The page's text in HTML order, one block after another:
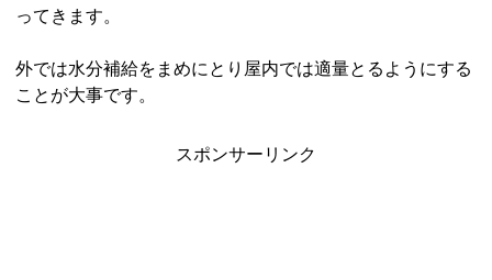
ってきます。
外では水分補給をまめにとり屋内では適量とるようにする
ことが大事です。
スポンサーリンク